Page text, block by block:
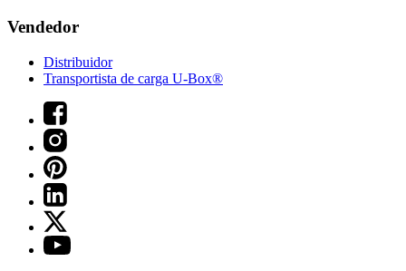
Vendedor
Distribuidor
Transportista de carga U-Box®